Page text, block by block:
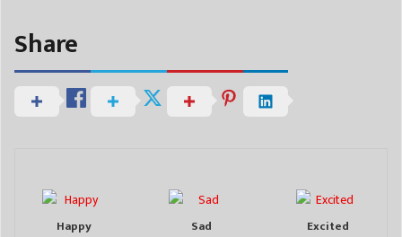
Share
Happy Sad Excited